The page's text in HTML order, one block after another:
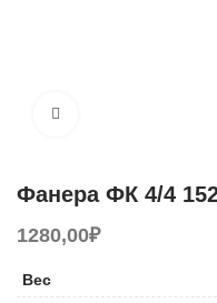
Фанера ФК 4/4
1280,00₽
Вес